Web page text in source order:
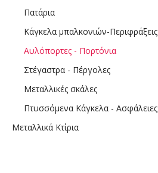
Πατάρια
Κάγκελα μπαλκονιών-Περιφράξεις
Αυλόπορτες - Πορτόνια
Στέγαστρα - Πέργολες
Μεταλλικές σκάλες
Πτυσσόμενα Κάγκελα - Ασφάλειες
Μεταλλικά Κτίρια